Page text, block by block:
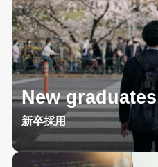
New graduates
新卒採用